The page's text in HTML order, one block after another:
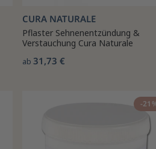
CURA NATURALE
Pflaster Sehnenentzündung &
Verstauchung Cura Naturale
ab 31,73 €
-